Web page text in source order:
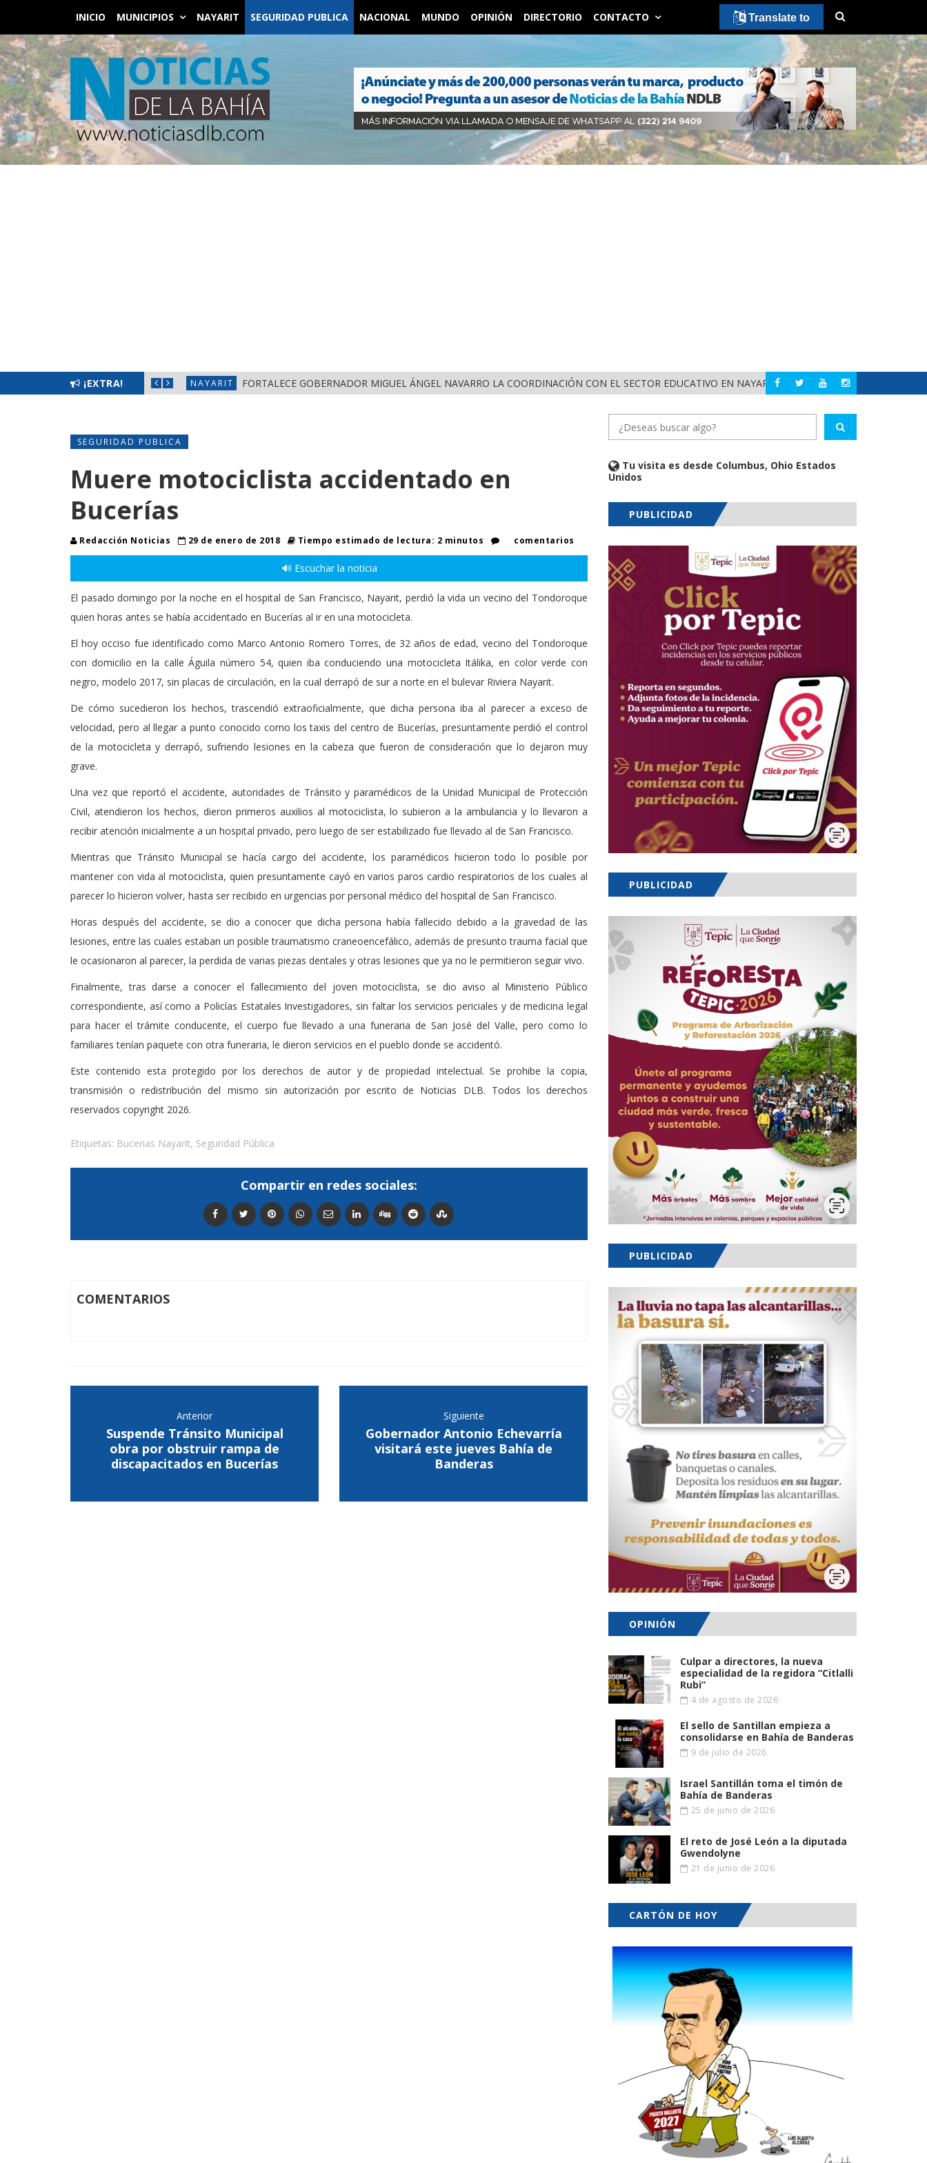
INICIO MUNICIPIOS NAYARIT SEGURIDAD PUBLICA NACIONAL MUNDO OPINIÓN DIRECTORIO CONTACTO
¡EXTRA!
BIENESTAR EN NAYARIT NAYARIT FORTALECE GOBERNADOR MIGUEL ÁNGEL NAVARRO LA COORDINACIÓN CON EL SECTOR EDUCATIVO EN NAYARIT NAYARIT ALERTA DIF
SEGURIDAD PUBLICA
Muere motociclista accidentado en
Bucerías
Redacción Noticias 29 de enero de 2018 Tiempo estimado de lectura: 2 minutos comentarios
🔊 Escuchar la noticia
El pasado domingo por la noche en el hospital de San Francisco, Nayarit, perdió la vida un vecino del Tondoroque
quien horas antes se había accidentado en Bucerías al ir en una motocicleta.
El hoy occiso fue identificado como Marco Antonio Romero Torres, de 32 años de edad, vecino del Tondoroque
con domicilio en la calle Águila número 54, quien iba conduciendo una motocicleta Itálika, en color verde con
negro, modelo 2017, sin placas de circulación, en la cual derrapó de sur a norte en el bulevar Riviera Nayarit.
De cómo sucedieron los hechos, trascendió extraoficialmente, que dicha persona iba al parecer a exceso de
velocidad, pero al llegar a punto conocido como los taxis del centro de Bucerías, presuntamente perdió el control
de la motocicleta y derrapó, sufriendo lesiones en la cabeza que fueron de consideración que lo dejaron muy
grave.
Una vez que reportó el accidente, autoridades de Tránsito y paramédicos de la Unidad Municipal de Protección
Civil, atendieron los hechos, dieron primeros auxilios al motociclista, lo subieron a la ambulancia y lo llevaron a
recibir atención inicialmente a un hospital privado, pero luego de ser estabilizado fue llevado al de San Francisco.
Mientras que Tránsito Municipal se hacía cargo del accidente, los paramédicos hicieron todo lo posible por
mantener con vida al motociclista, quien presuntamente cayó en varios paros cardio respiratorios de los cuales al
parecer lo hicieron volver, hasta ser recibido en urgencias por personal médico del hospital de San Francisco.
Horas después del accidente, se dio a conocer que dicha persona había fallecido debido a la gravedad de las
lesiones, entre las cuales estaban un posible traumatismo craneoencefálico, además de presunto trauma facial que
le ocasionaron al parecer, la perdida de varias piezas dentales y otras lesiones que ya no le permitieron seguir vivo.
Finalmente, tras darse a conocer el fallecimiento del joven motociclista, se dio aviso al Ministerio Público
correspondiente, así como a Policías Estatales Investigadores, sin faltar los servicios periciales y de medicina legal
para hacer el trámite conducente, el cuerpo fue llevado a una funeraria de San José del Valle, pero como lo
familiares tenían paquete con otra funeraria, le dieron servicios en el pueblo donde se accidentó.
Este contenido esta protegido por los derechos de autor y de propiedad intelectual. Se prohibe la copia,
transmisión o redistribución del mismo sin autorización por escrito de Noticias DLB. Todos los derechos
reservados copyright 2026.
Etiquetas: Bucerias Nayarit, Seguridad Pública
Compartir en redes sociales:
COMENTARIOS
Anterior
Suspende Tránsito Municipal
obra por obstruir rampa de
discapacitados en Bucerías
Siguiente
Gobernador Antonio Echevarría
visitará este jueves Bahía de
Banderas
Tu visita es desde Columbus, Ohio Estados
Unidos
PUBLICIDAD
PUBLICIDAD
PUBLICIDAD
OPINIÓN
Culpar a directores, la nueva
especialidad de la regidora “Citlalli
Rubi”
4 de agosto de 2026
El sello de Santillan empieza a
consolidarse en Bahía de Banderas
9 de julio de 2026
Israel Santillán toma el timón de
Bahía de Banderas
25 de junio de 2026
El reto de José León a la diputada
Gwendolyne
21 de junio de 2026
CARTÓN DE HOY
Translate to